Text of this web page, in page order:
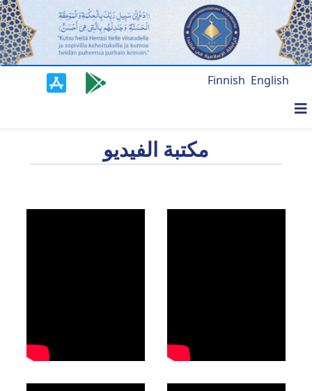
English
Finnish
مكتبة الفيديو